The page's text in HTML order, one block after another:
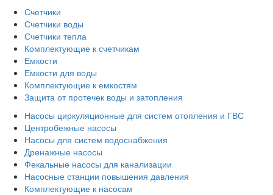
Счетчики
Счетчики воды
Счетчики тепла
Комплектующие к счетчикам
Емкости
Емкости для воды
Комплектующие к емкостям
Защита от протечек воды и затопления
Насосы циркуляционные для систем отопления и ГВС
Центробежные насосы
Насосы для систем водоснабжения
Дренажные насосы
Фекальные насосы для канализации
Насосные станции повышения давления
Комплектующие к насосам